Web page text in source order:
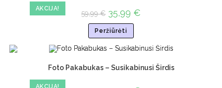
AKCIJA!
59,99€ 35,99 €
Peržiūrėti
AKCIJA!
Foto Pakabukas – Susikabinusi Širdis